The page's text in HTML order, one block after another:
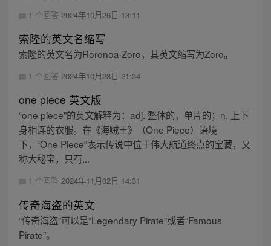
1 个回答 2024年10月26日 13:11
索隆的英文名缩写
索隆的英文名为Roronoa·Zoro，其英文缩写为Zoro。
1 个回答 2024年10月28日 21:34
one piece 英文版
“one piece”的英文解释为：adj. 整体的，单片的；n. 上下
身相连的衣服。在《海贼王》（One Piece）语境
下，“One Piece”表示传说中位于伟大航道终点的宝藏，又
称大秘宝，只有...
1 个回答 2024年11月02日 14:31
传奇海盗的英文
“传奇海盗”可以是“Legendary Pirate”或者“Famous
Pirate”。